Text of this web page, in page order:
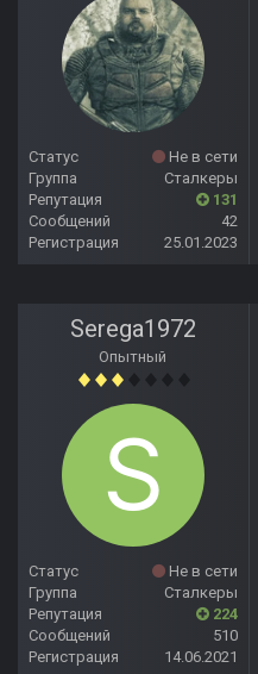
Статус
Не в сети
Группа
Сталкеры
Репутация
131
Сообщений
42
Регистрация
25.01.2023
Serega1972
Опытный
Статус
Не в сети
Группа
Сталкеры
Репутация
224
Сообщений
510
Регистрация
14.06.2021